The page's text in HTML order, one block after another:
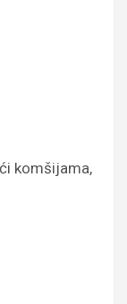
komšijama,